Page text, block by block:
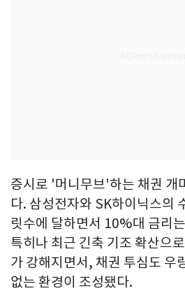
증시로 '머니무브'하는 채권 개
다. 삼성전자와 SK하이닉스의
릿수에 달하면서 10%대 금리
특히나 최근 긴축 기조 확산으
가 강해지면서, 채권 투심도 우
없는 환경이 조성됐다.